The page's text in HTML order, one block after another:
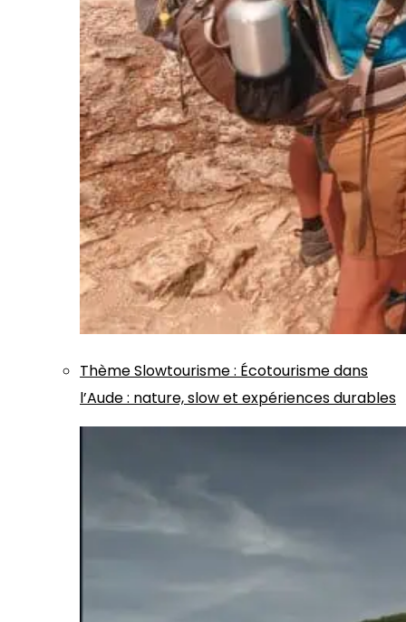
ThèmeSlowtourisme: Écotourisme dans
l’Aude : nature, slow et expériences durables